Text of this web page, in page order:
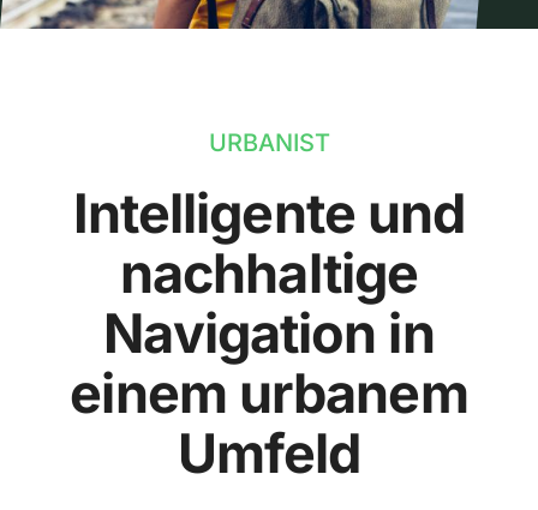
URBANIST
Intelligente und
nachhaltige
Navigation in
einem urbanem
Umfeld